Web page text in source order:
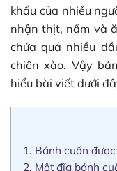
khẩu của nhiều
nhận thịt, nấm và
chứa quá nhiều
chiên xào. Vậy
hiểu bài viết dưới
1. Bánh cuốn
2. Một đĩa bánh